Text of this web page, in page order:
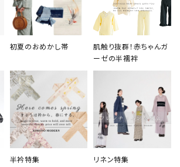
初夏のおめかし帯
肌触り抜群！赤ちゃんガ
ーゼの半襦袢
半衿特集 リネン特集